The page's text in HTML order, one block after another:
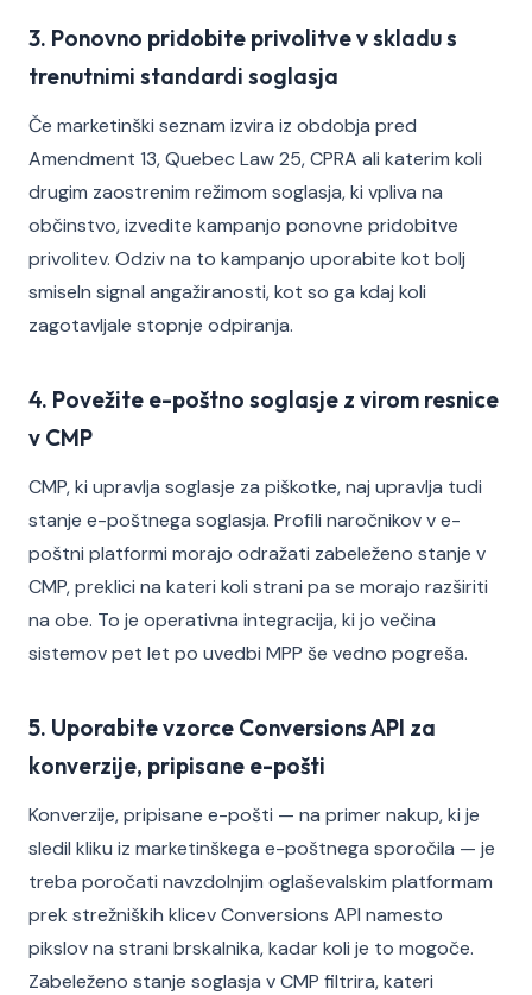
3. Ponovno pridobite privolitve v skladu s
trenutnimi standardi soglasja
Če marketinški seznam izvira iz obdobja pred
Amendment 13, Quebec Law 25, CPRA ali katerim koli
drugim zaostrenim režimom soglasja, ki vpliva na
občinstvo, izvedite kampanjo ponovne pridobitve
privolitev. Odziv na to kampanjo uporabite kot bolj
smiseln signal angažiranosti, kot so ga kdaj koli
zagotavljale stopnje odpiranja.
4. Povežite e-poštno soglasje z virom resnice
v CMP
CMP, ki upravlja soglasje za piškotke, naj upravlja tudi
stanje e-poštnega soglasja. Profili naročnikov v e-
poštni platformi morajo odražati zabeleženo stanje v
CMP, preklici na kateri koli strani pa se morajo razširiti
na obe. To je operativna integracija, ki jo večina
sistemov pet let po uvedbi MPP še vedno pogreša.
5. Uporabite vzorce Conversions API za
konverzije, pripisane e-pošti
Konverzije, pripisane e-pošti — na primer nakup, ki je
sledil kliku iz marketinškega e-poštnega sporočila — je
treba poročati navzdolnjim oglaševalskim platformam
prek strežniških klicev Conversions API namesto
pikslov na strani brskalnika, kadar koli je to mogoče.
Zabeleženo stanje soglasja v CMP filtrira, kateri